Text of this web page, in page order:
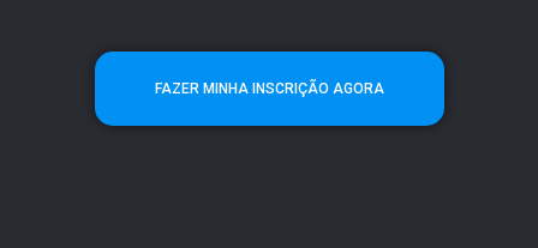
FAZER MINHA INSCRIÇÃO AGORA